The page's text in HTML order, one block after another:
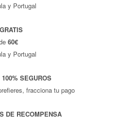
y Portugal
60€
y Portugal
100% SEGUROS
fracciona tu pago
DE RECOMPENSA